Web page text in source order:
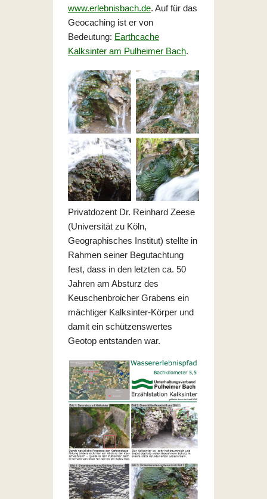
www.erlebnisbach.de. Auf für das
Geocaching ist er von
Bedeutung: Earthcache
Kalksinter am Pulheimer Bach.
Privatdozent Dr. Reinhard Zeese
(Universität zu Köln,
Geographisches Institut) stellte in
Rahmen seiner Begutachtung
fest, dass in den letzten ca. 50
Jahren am Absturz des
Keuschenbroicher Grabens ein
mächtiger Kalksinter-Körper und
damit ein schützenswertes
Geotop entstanden war.